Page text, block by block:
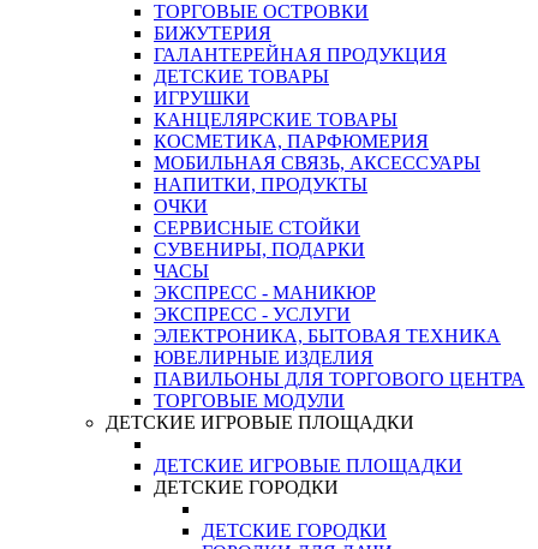
ТОРГОВЫЕ ОСТРОВКИ
БИЖУТЕРИЯ
ГАЛАНТЕРЕЙНАЯ ПРОДУКЦИЯ
ДЕТСКИЕ ТОВАРЫ
ИГРУШКИ
КАНЦЕЛЯРСКИЕ ТОВАРЫ
КОСМЕТИКА, ПАРФЮМЕРИЯ
МОБИЛЬНАЯ СВЯЗЬ, АКСЕССУАРЫ
НАПИТКИ, ПРОДУКТЫ
ОЧКИ
СЕРВИСНЫЕ СТОЙКИ
СУВЕНИРЫ, ПОДАРКИ
ЧАСЫ
ЭКСПРЕСС - МАНИКЮР
ЭКСПРЕСС - УСЛУГИ
ЭЛЕКТРОНИКА, БЫТОВАЯ ТЕХНИКА
ЮВЕЛИРНЫЕ ИЗДЕЛИЯ
ПАВИЛЬОНЫ ДЛЯ ТОРГОВОГО ЦЕНТРА
ТОРГОВЫЕ МОДУЛИ
ДЕТСКИЕ ИГРОВЫЕ ПЛОЩАДКИ
ДЕТСКИЕ ИГРОВЫЕ ПЛОЩАДКИ
ДЕТСКИЕ ГОРОДКИ
ДЕТСКИЕ ГОРОДКИ